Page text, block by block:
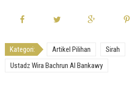
Kategori: Artikel Pilihan
Sirah
Ustadz Wira Bachrun Al Bankawy